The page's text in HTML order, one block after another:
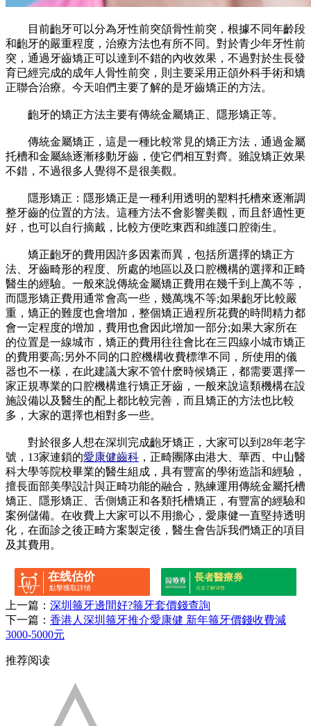
目前齙牙可以分為牙性前突頜骨性前突，根據不同年齡段
和齙牙的嚴重程度，治療方法也有所不同。對於青少年牙性前
突，通過牙齒矯正可以達到不錯的內收效果，不過對於生長發
育已經完成的成年人骨性前突，則主要采用正頜外科手術和矯
正聯合治療。今天咱們主要了解的是牙齒矯正的方法。
齙牙的矯正方法主要有傳統金屬矯正、隱形矯正等。
傳統金屬矯正，這是一種比較常見的矯正方法，通過金屬
托槽和金屬絲逐漸移動牙齒，使它們相互對齊。雖說矯正效果
不錯，不過很多人覺得不是很美觀。
隱形矯正：隱形矯正是一種利用透明的塑料托槽來逐漸調
整牙齒的位置的方法。這種方法不會影響美觀，而且舒適性更
好，也可以自行摘戴，比較方便吃東西和維護口腔衛生。
矯正齙牙的費用因許多因素而異，包括所選擇的矯正方
法、牙齒畸形的程度、所處的地區以及口腔機構的選擇和正畸
醫生的經驗。一般來說傳統金屬矯正費用在幾千到上萬不等，
而隱形矯正費用通常會高一些，幾萬塊不等;如果齙牙比較嚴
重，矯正的難度也會增加，整個矯正過程所花費的時間精力都
會一定程度的增加，費用也會因此增加一部分;如果大家所在
的位置是一線城市，矯正的費用往往會比在三四線小城市矯正
的費用要高;另外不同的口腔機構收費標準不同，所使用的儀
器也不一樣，在此建議大家不管什麽時候矯正，都需要選擇一
家正規專業的口腔機構進行矯正牙齒，一般來說這類機構在設
施設備以及醫生的配上都比較完善，而且矯正的方法也比較
多，大家的選擇也相對多一些。
對於很多人想在深圳完成齙牙矯正，大家可以到28年老字
號，13家連鎖的愛康健齒科 ，正畸團隊由港大、華西、中山醫
科大學等院校畢業的醫生組成，具有豐富的學術造詣和經驗，
擅長面部美學設計與正畸功能的融合，熟練運用傳統金屬托槽
矯正、隱形矯正、舌側矯正和各類托槽矯正，有豐富的經驗和
案例儲備。在收費上大家可以不用擔心，愛康健一直堅持透明
化，在面診之後正畸方案製定後，醫生會告訴我們矯正的項目
及其費用。
在线估价
點擊獲取詳情
長者醫療券
点击了解详情
上一篇： 深圳箍牙邊間好?箍牙套價錢查詢
下一篇： 香港人深圳箍牙推介愛康健 新年箍牙價錢收費減
3000-5000元
推荐阅读